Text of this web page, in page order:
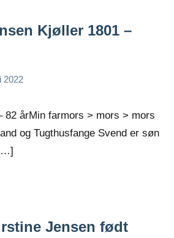
Kjøller 1801 –
2022
82 årMin farmors > mors > mors
og Tugthusfange Svend er søn
Jensen født